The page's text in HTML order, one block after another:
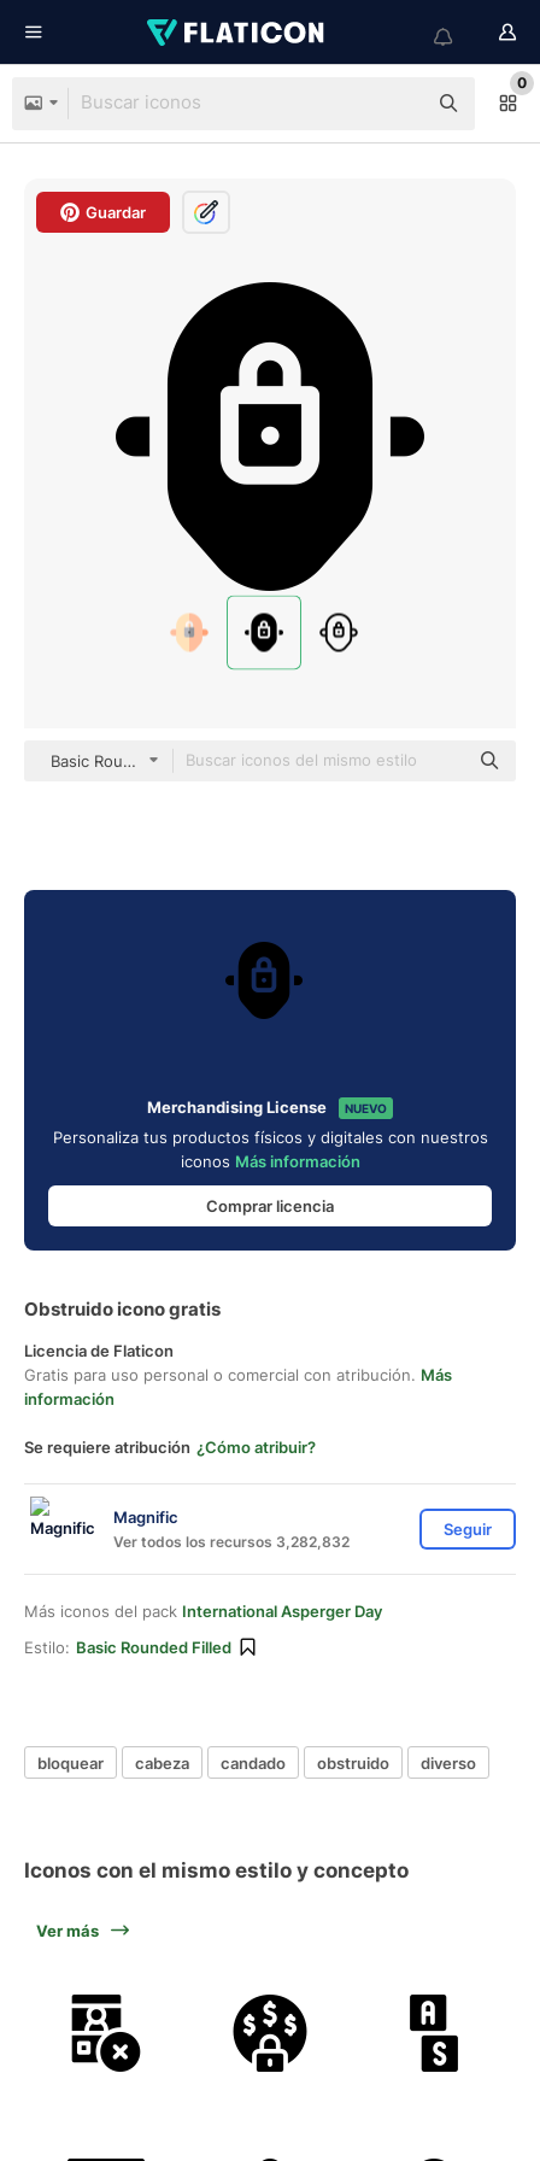
0
Guardar
Basic Rounded Filled
Merchandising License NUEVO
Personaliza tus productos físicos y digitales con nuestros
iconos Más información
Comprar licencia
Obstruido icono gratis
Licencia de Flaticon
Gratis para uso personal o comercial con atribución. Más
información
Se requiere atribución ¿Cómo atribuir?
Magnific
Ver todos los recursos 3,282,832
Seguir
Más iconos del pack International Asperger Day
Estilo: Basic Rounded Filled
bloquear cabeza candado obstruido diverso
Iconos con el mismo estilo y concepto
Ver más